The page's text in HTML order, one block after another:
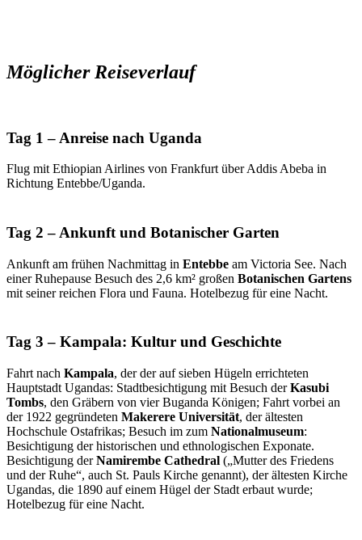
Möglicher Reiseverlauf
Tag 1 – Anreise nach Uganda
Flug mit Ethiopian Airlines von Frankfurt über Addis Abeba in
Richtung Entebbe/Uganda.
Tag 2 – Ankunft und Botanischer Garten
Ankunft am frühen Nachmittag in Entebbe am Victoria See. Nach
einer Ruhepause Besuch des 2,6 km² großen Botanischen Gartens
mit seiner reichen Flora und Fauna. Hotelbezug für eine Nacht.
Tag 3 – Kampala: Kultur und Geschichte
Fahrt nach Kampala, der der auf sieben Hügeln errichteten
Hauptstadt Ugandas: Stadtbesichtigung mit Besuch derKasubi
Tombs, den Gräbern von vier Buganda Königen; Fahrt vorbei an
der 1922 gegründeten Makerere Universität, der ältesten
Hochschule Ostafrikas; Besuch im zum Nationalmuseum:
Besichtigung der historischen und ethnologischen Exponate.
Besichtigung derNamirembe Cathedral („Mutter des Friedens
und der Ruhe“, auch St. Pauls Kirche genannt), der ältesten Kirche
Ugandas, die 1890 auf einem Hügel der Stadt erbaut wurde;
Hotelbezug für eine Nacht.